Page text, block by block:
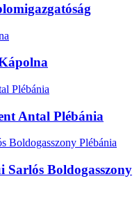
Antal Plébánia
Sarlós Boldogasszony